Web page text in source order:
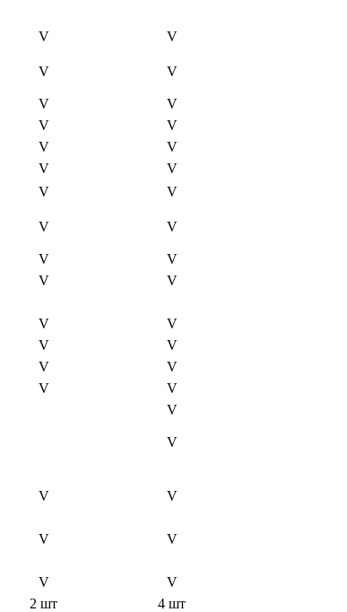
V
V
V V
V
V
V
V
V
V
V
V
V
V
V V
V
V
V
V
V
V
V
V
V
V
V
V
V
V
V
V
V
V
V
V
2 шт
4 шт